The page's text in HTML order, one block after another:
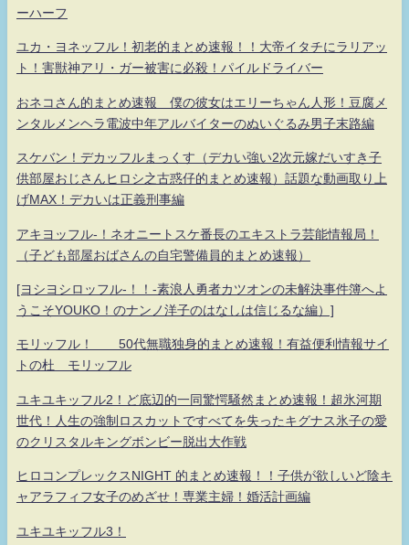
ーハーフ
ユカ・ヨネッフル！初老的まとめ速報！！大帝イタチにラリアッ
ト！害獣神アリ・ガー被害に必殺！パイルドライバー
おネコさん的まとめ速報 僕の彼女はエリーちゃん人形！豆腐メ
ンタルメンヘラ電波中年アルバイターのぬいぐるみ男子末路編
スケバン！デカッフルまっくす（デカい強い2次元嫁だいすき子
供部屋おじさんヒロシ之古惑仔的まとめ速報）話題な動画取り上
げMAX！デカいは正義刑事編
アキヨッフル-！ネオニートスケ番長のエキストラ芸能情報局！
（子ども部屋おばさんの自宅警備員的まとめ速報）
[ヨシヨシロッフル-！！-素浪人勇者カツオンの未解決事件簿へよ
うこそYOUKO！のナンノ洋子のはなしは信じるな編）]
モリッフル！ 50代無職独身的まとめ速報！有益便利情報サイ
トの杜 モリッフル
ユキユキッフル2！ど底辺的一同驚愕騒然まとめ速報！超氷河期
世代！人生の強制ロスカットですべてを失ったキグナス氷子の愛
のクリスタルキングボンビー脱出大作戦
ヒロコンプレックスNIGHT 的まとめ速報！！子供が欲しいど陰キ
ャアラフィフ女子のめざせ！専業主婦！婚活計画編
ユキユキッフル3！